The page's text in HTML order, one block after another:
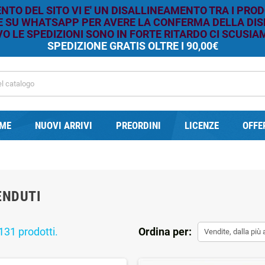
DEL SITO VI E' UN DISALLINEAMENTO TRA I
SU WHATSAPP PER AVERE LA CONFERMA DELLA
LE SPEDIZIONI SONO IN FORTE RITARDO CI
SPEDIZIONE GRATIS OLTRE I 90,00€
NUOVI ARRIVI PREORDINI LICENZE
Ordina per: Vendite, dalla più
prodotti.